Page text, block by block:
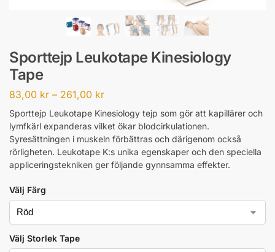
Sporttejp Leukotape Kinesiology
Tape
83,00 kr – 261,00 kr
Sporttejp Leukotape Kinesiology tejp som gör att kapillärer och
lymfkärl expanderas vilket ökar blodcirkulationen.
Syresättningen i muskeln förbättras och därigenom också
rörligheten. Leukotape K:s unika egenskaper och den speciella
appliceringstekniken ger följande gynnsamma effekter.
Välj Färg
Välj Storlek Tape